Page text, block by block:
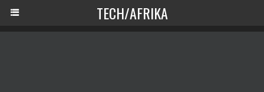
TECH/AFRIKA